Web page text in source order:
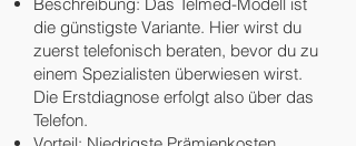
die günstigste Variante. Hier wirst du
zuerst telefonisch beraten, bevor du zu
einem Spezialisten überwiesen wirst.
Die Erstdiagnose erfolgt also über das
Telefon.